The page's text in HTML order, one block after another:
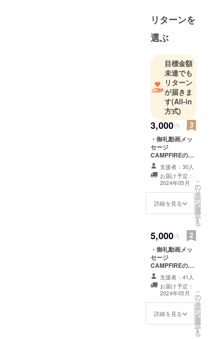
リターンを
選ぶ
目標金額
未達でも
リターン
が届きま
す(All-in
方式)
3,000円
・御礼動画メッ
セージ
CAMPFIREの
メッセージ機能
により、出演俳
優からの御礼動
画メッセージを
お送りさせて頂
きます。
支援者：30人
お届け予定：
2024年05月
詳細を見る
こ
の
リ
タ
ー
ン
を
選
択
す
る
5,000円
・御礼動画メッ
セージ
CAMPFIREの
メッセージ機能
により、出演俳
優からの御礼動
画メッセージを
お送りさせて頂
きます。 ・中村
支援者：41人
お届け予定：
2024年05月
詳細を見る
こ
の
リ
タ
ー
ン
を
選
択
す
る